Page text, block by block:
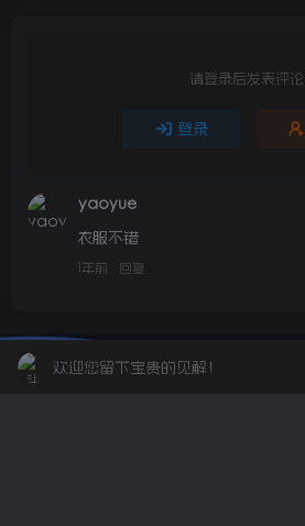
请登录后发表评论
登录
yaoyue
衣服不错
1年前 回复
欢迎您留下宝贵的见解！